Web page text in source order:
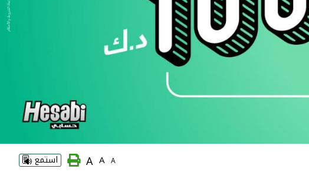
A
A
A استمع